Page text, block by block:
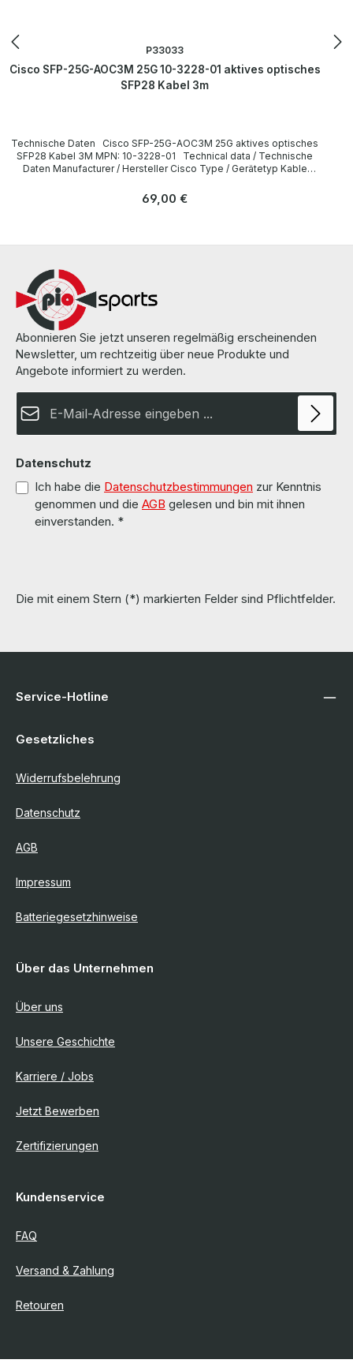
P33033
Cisco SFP-25G-AOC3M 25G 10-3228-01 aktives optisches
SFP28 Kabel 3m
Technische Daten Cisco SFP-25G-AOC3M 25G aktives optisches
SFP28 Kabel 3M MPN: 10-3228-01 Technical data / Technische
Daten Manufacturer / Hersteller Cisco Type / Gerätetyp Kable
LieferumfangDelivery Contents / Lieferumfang 1 x Cisco SFP-25G-
manufacturer. Weitere Informationen und Details finden Sie auf den
Regulärer Preis:
69,00 €
Abonnieren Sie jetzt unseren regelmäßig erscheinenden
Newsletter, um rechtzeitig über neue Produkte und
Angebote informiert zu werden.
Datenschutz
Ich habe die Datenschutzbestimmungen zur Kenntnis
genommen und die AGB gelesen und bin mit ihnen
einverstanden. *
Die mit einem Stern (*) markierten Felder sind Pflichtfelder.
Service-Hotline
Gesetzliches
Widerrufsbelehrung
Datenschutz
AGB
Impressum
Batteriegesetzhinweise
Über das Unternehmen
Über uns
Unsere Geschichte
Karriere / Jobs
Jetzt Bewerben
Zertifizierungen
Kundenservice
FAQ
Versand & Zahlung
Retouren